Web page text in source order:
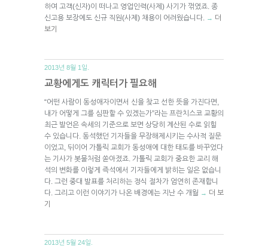
하여 고객(신자)이 떠나고 영업인력(사제) 사기가 꺾였죠. 종
신고용 보장에도 신규 직원(사제) 채용이 어려웠습니다.
→ 더
보기
2013년 8월 1일.
교황에게도 캐릭터가 필요해
“어떤 사람이 동성애자이면서 신을 찾고 선한 뜻을 가진다면,
내가 어떻게 그를 심판할 수 있겠는가”라는 프란치스코 교황의
최근 발언은 속세의 기준으로 보면 상당히 계산된 수로 읽힐
수 있습니다. 동석했던 기자들을 무장해제시키는 수사적 질문
이었고, 뒤이어 가톨릭 교회가 동성애에 대한 태도를 바꾸었다
는 기사가 봇물처럼 쏟아졌죠. 가톨릭 교회가 중요한 교리 해
석의 변화를 이렇게 즉석에서 기자들에게 밝히는 일은 없습니
다. 그런 중대 발표를 처리하는 정식 절차가 엄연히 존재합니
다. 그리고 이런 이야기가 나온 배경에는 지난 수 개월 → 더 보
기
2013년 5월 24일.